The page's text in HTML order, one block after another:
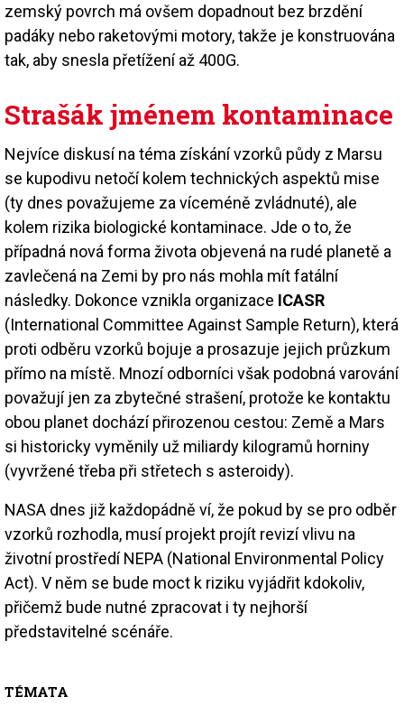
zemský povrch má ovšem dopadnout bez brzdění
padáky nebo raketovými motory, takže je konstruována
tak, aby snesla přetížení až 400G.
Strašák jménem kontaminace
Nejvíce diskusí na téma získání vzorků půdy z Marsu
se kupodivu netočí kolem technických aspektů mise
(ty dnes považujeme za víceméně zvládnuté), ale
kolem rizika biologické kontaminace. Jde o to, že
případná nová forma života objevená na rudé planetě a
zavlečená na Zemi by pro nás mohla mít fatální
následky. Dokonce vznikla organizace ICASR
(International Committee Against Sample Return), která
proti odběru vzorků bojuje a prosazuje jejich průzkum
přímo na místě. Mnozí odborníci však podobná varování
považují jen za zbytečné strašení, protože ke kontaktu
obou planet dochází přirozenou cestou: Země a Mars
si historicky vyměnily už miliardy kilogramů horniny
(vyvržené třeba při střetech s asteroidy).
NASA dnes již každopádně ví, že pokud by se pro odběr
vzorků rozhodla, musí projekt projít revizí vlivu na
životní prostředí NEPA (National Environmental Policy
Act). V něm se bude moct k riziku vyjádřit kdokoliv,
přičemž bude nutné zpracovat i ty nejhorší
představitelné scénáře.
TÉMATA